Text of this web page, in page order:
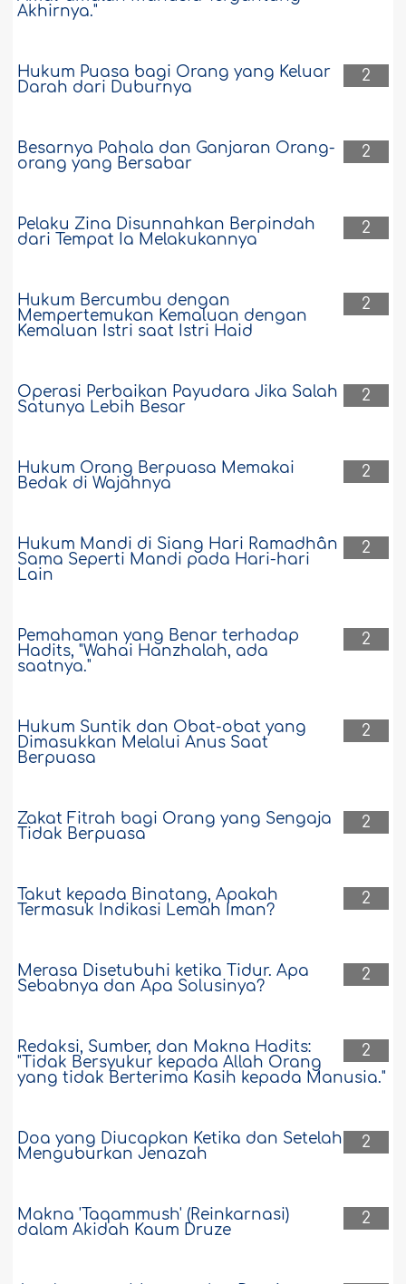
Akhirnya."
2
Hukum Puasa bagi Orang yang Keluar
Darah dari Duburnya
2
Besarnya Pahala dan Ganjaran Orang-
orang yang Bersabar
2
Pelaku Zina Disunnahkan Berpindah
dari Tempat Ia Melakukannya
2
Hukum Bercumbu dengan
Mempertemukan Kemaluan dengan
Kemaluan Istri saat Istri Haid
2
Operasi Perbaikan Payudara Jika Salah
Satunya Lebih Besar
2
Hukum Orang Berpuasa Memakai
Bedak di Wajahnya
2
Hukum Mandi di Siang Hari Ramadhân
Sama Seperti Mandi pada Hari-hari
Lain
2
Pemahaman yang Benar terhadap
Hadits, "Wahai Hanzhalah, ada
saatnya."
2
Hukum Suntik dan Obat-obat yang
Dimasukkan Melalui Anus Saat
Berpuasa
2
Zakat Fitrah bagi Orang yang Sengaja
Tidak Berpuasa
2
Takut kepada Binatang, Apakah
Termasuk Indikasi Lemah Iman?
2
Merasa Disetubuhi ketika Tidur. Apa
Sebabnya dan Apa Solusinya?
2
Redaksi, Sumber, dan Makna Hadits:
"Tidak Bersyukur kepada Allah Orang
yang tidak Berterima Kasih kepada Manusia."
2
Doa yang Diucapkan Ketika dan Setelah
Menguburkan Jenazah
2
Makna 'Taqammush' (Reinkarnasi)
dalam Akidah Kaum Druze